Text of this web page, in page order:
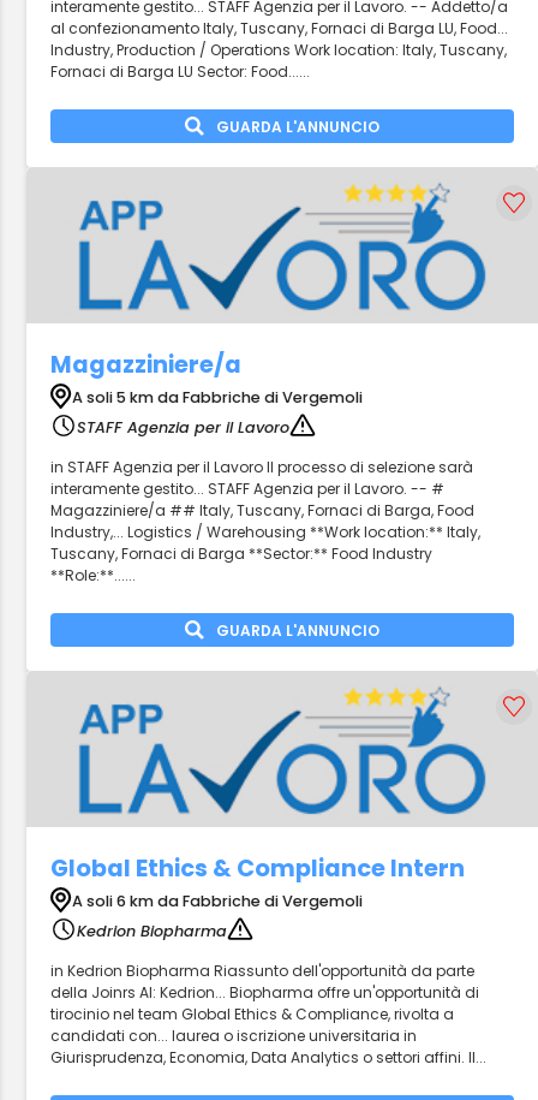
interamente gestito... STAFF Agenzia per il Lavoro. -- Addetto/a
al confezionamento Italy, Tuscany, Fornaci di Barga LU, Food...
Industry, Production / Operations Work location: Italy, Tuscany,
Fornaci di Barga LU Sector: Food......
GUARDA L'ANNUNCIO
Magazziniere/a
A soli 5 km da Fabbriche di Vergemoli
STAFF Agenzia per il Lavoro
in STAFF Agenzia per il Lavoro Il processo di selezione sarà
interamente gestito... STAFF Agenzia per il Lavoro. -- #
Magazziniere/a ## Italy, Tuscany, Fornaci di Barga, Food
Industry,... Logistics / Warehousing **Work location:** Italy,
Tuscany, Fornaci di Barga **Sector:** Food Industry
**Role:**......
GUARDA L'ANNUNCIO
Global Ethics & Compliance Intern
A soli 6 km da Fabbriche di Vergemoli
Kedrion Biopharma
in Kedrion Biopharma Riassunto dell'opportunità da parte
della Joinrs AI: Kedrion... Biopharma offre un'opportunità di
tirocinio nel team Global Ethics & Compliance, rivolta a
candidati con... laurea o iscrizione universitaria in
Giurisprudenza, Economia, Data Analytics o settori affini. Il...